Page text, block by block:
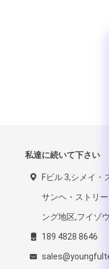
私達に続いて下さい
Fビル 3,シメイ・
サンヘ・ストリー
ング地区,フイゾウ
189 4828 8646